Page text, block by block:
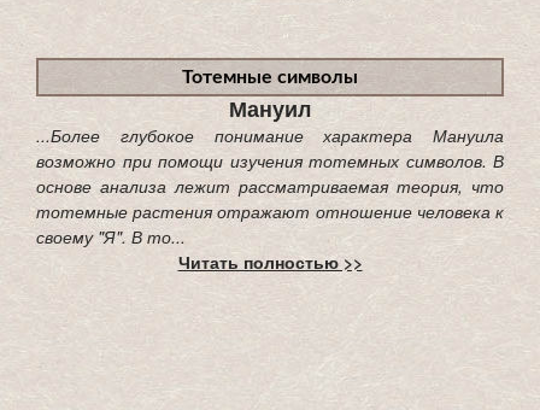
Тотемные символы
Мануил
...Более глубокое понимание характера Мануила
возможно при помощи изучения тотемных символов. В
основе анализа лежит рассматриваемая теория, что
тотемные растения отражают отношение человека к
своему "Я". В то...
Читать полностью >>